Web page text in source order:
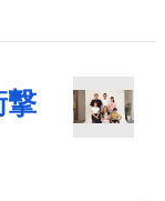
撃